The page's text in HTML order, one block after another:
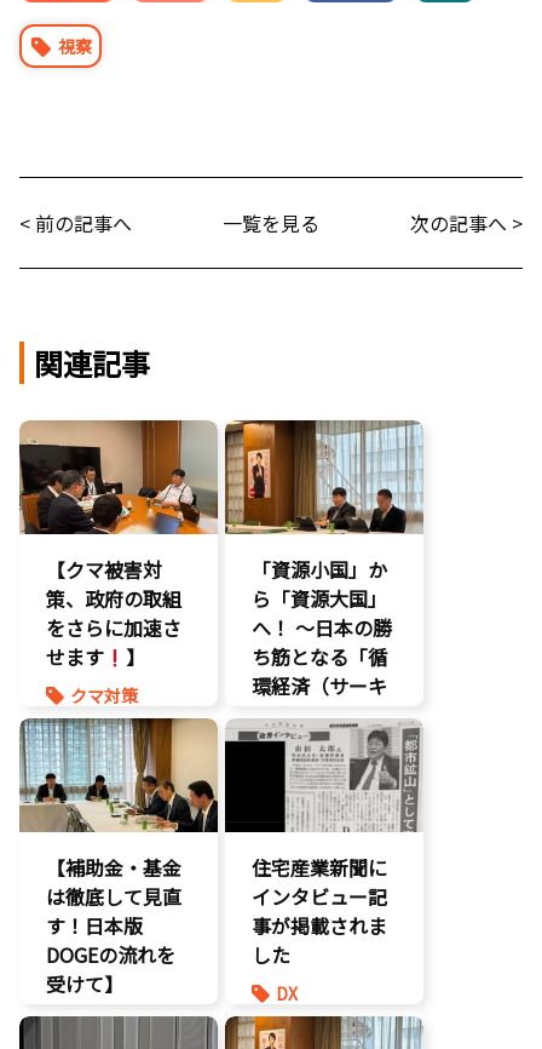
視察
< 前の記事へ 一覧を見る 次の記事へ >
関連記事
【クマ被害対
策、政府の取組
をさらに加速さ
せます
】
クマ対策
ヒグマ対策
環境部会
「資源小国」か
ら「資源大国」
へ！ 〜日本の勝
ち筋となる「循
環経済（サーキ
ュラーエコノミ
ー）」とは？〜
環境部会
【補助金・基金
は徹底して見直
す！日本版
DOGEの流れを
受けて】
環境部会
住宅産業新聞に
インタビュー記
事が掲載されま
した
DX
報道記事